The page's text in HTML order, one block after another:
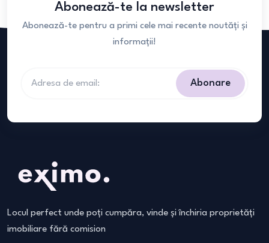
Abonează-te la newsletter
Abonează-te pentru a primi cele mai recente noutăți și
informații!
Abonare
Locul perfect unde poți cumpăra, vinde și închiria proprietăți
imobiliare fără comision